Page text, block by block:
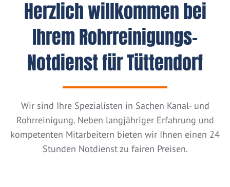
Herzlich willkommen bei
Ihrem Rohrreinigungs-
Notdienst für Tüttendorf
Wir sind Ihre Spezialisten in Sachen Kanal- und
Rohrreinigung. Neben langjähriger Erfahrung und
kompetenten Mitarbeitern bieten wir Ihnen einen 24
Stunden Notdienst zu fairen Preisen.